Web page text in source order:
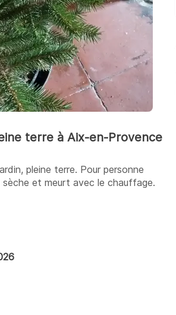
terre à Aix-en-Provence
pleine terre. Pour personne
sèche et meurt avec le chauffage.